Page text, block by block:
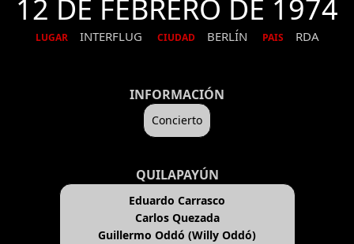
12 DE FEBRERO DE 1974
LUGAR INTERFLUG CIUDAD BERLÍN PAIS RDA
INFORMACIÓN
Concierto
QUILAPAYÚN
Eduardo Carrasco
Carlos Quezada
Guillermo Oddó (Willy Oddó)